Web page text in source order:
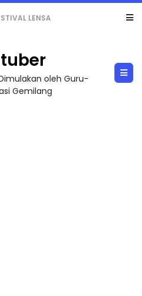
- FLeP) 2026
oleh Guru-
Gemilang